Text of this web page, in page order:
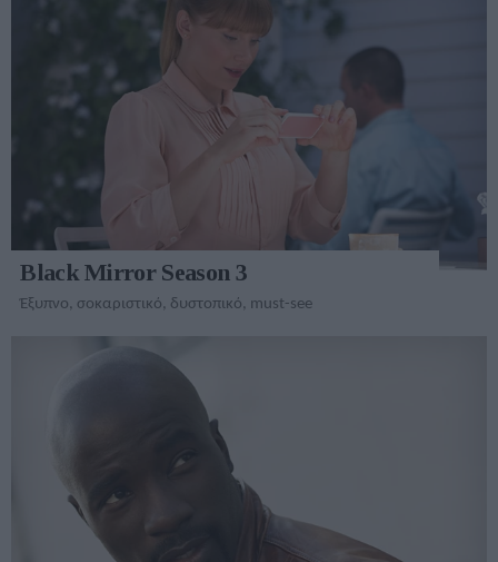
Black Mirror Season 3
Έξυπνο, σοκαριστικό, δυστοπικό, must-see